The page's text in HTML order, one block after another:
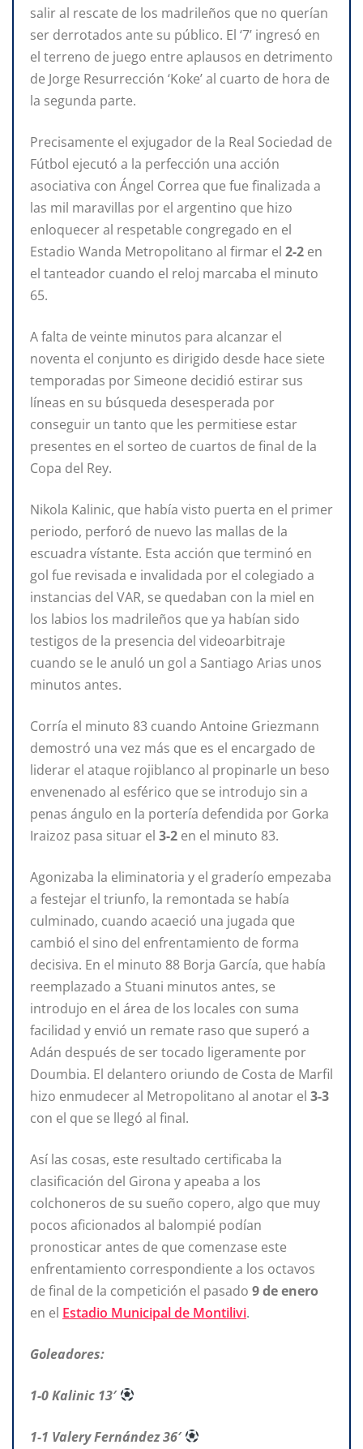
salir al rescate de los madrileños que no querían
ser derrotados ante su público. El ‘7’ ingresó en
el terreno de juego entre aplausos en detrimento
de Jorge Resurrección ‘Koke’ al cuarto de hora de
la segunda parte.
Precisamente el exjugador de la Real Sociedad de
Fútbol ejecutó a la perfección una acción
asociativa con Ángel Correa que fue finalizada a
las mil maravillas por el argentino que hizo
enloquecer al respetable congregado en el
Estadio Wanda Metropolitano al firmar el 2-2 en
el tanteador cuando el reloj marcaba el minuto
65.
A falta de veinte minutos para alcanzar el
noventa el conjunto es dirigido desde hace siete
temporadas por Simeone decidió estirar sus
líneas en su búsqueda desesperada por
conseguir un tanto que les permitiese estar
presentes en el sorteo de cuartos de final de la
Copa del Rey.
Nikola Kalinic, que había visto puerta en el primer
periodo, perforó de nuevo las mallas de la
escuadra vístante. Esta acción que terminó en
gol fue revisada e invalidada por el colegiado a
instancias del VAR, se quedaban con la miel en
los labios los madrileños que ya habían sido
testigos de la presencia del videoarbitraje
cuando se le anuló un gol a Santiago Arias unos
minutos antes.
Corría el minuto 83 cuando Antoine Griezmann
demostró una vez más que es el encargado de
liderar el ataque rojiblanco al propinarle un beso
envenenado al esférico que se introdujo sin a
penas ángulo en la portería defendida por Gorka
Iraizoz pasa situar el 3-2 en el minuto 83.
Agonizaba la eliminatoria y el graderío empezaba
a festejar el triunfo, la remontada se había
culminado, cuando acaeció una jugada que
cambió el sino del enfrentamiento de forma
decisiva. En el minuto 88 Borja García, que había
reemplazado a Stuani minutos antes, se
introdujo en el área de los locales con suma
facilidad y envió un remate raso que superó a
Adán después de ser tocado ligeramente por
Doumbia. El delantero oriundo de Costa de Marfil
hizo enmudecer al Metropolitano al anotar el 3-3
con el que se llegó al final.
Así las cosas, este resultado certificaba la
clasificación del Girona y apeaba a los
colchoneros de su sueño copero, algo que muy
pocos aficionados al balompié podían
pronosticar antes de que comenzase este
enfrentamiento correspondiente a los octavos
de final de la competición el pasado 9 de enero
en el Estadio Municipal de Montilivi.
Goleadores:
1-0 Kalinic 13′
1-1 Valery Fernández 36′